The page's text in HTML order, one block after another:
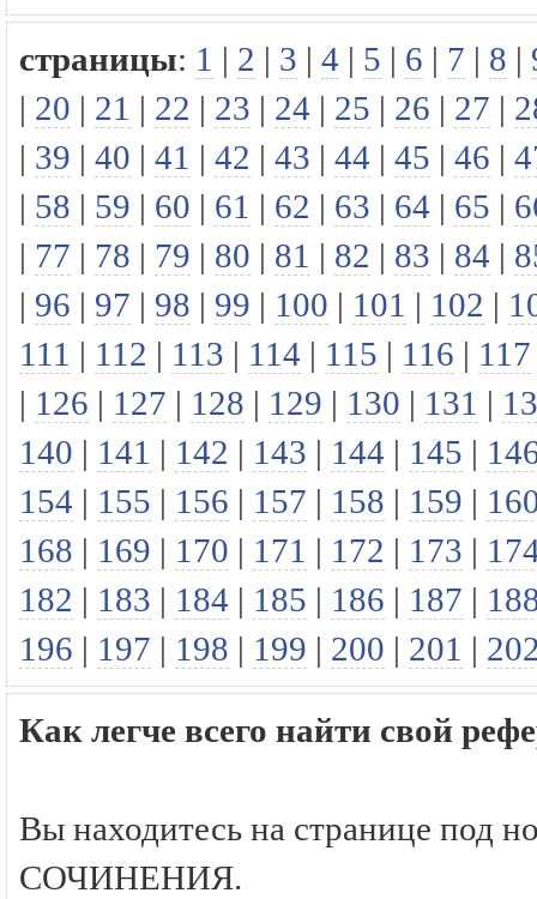
страницы: 1 | 2 | 3 | 4 | 5 | 6 | 7 | 8 |
| 20 | 21 | 22 | 23 | 24 | 25 | 26 | 27 |
| 39 | 40 | 41 | 42 | 43 | 44 | 45 | 46 |
| 58 | 59 | 60 | 61 | 62 | 63 | 64 | 65 |
| 77 | 78 | 79 | 80 | 81 | 82 | 83 | 84 |
| 96 | 97 | 98 | 99 | 100 | 101 | 102 |
111 | 112 | 113 | 114 | 115 | 116 | 117
| 126 | 127 | 128 | 129 | 130 | 131 |
140 | 141 | 142 | 143 | 144 | 145 |
154 | 155 | 156 | 157 | 158 | 159 |
168 | 169 | 170 | 171 | 172 | 173 |
182 | 183 | 184 | 185 | 186 | 187 |
196 | 197 | 198 | 199 | 200 | 201 |
Как легче всего найти свой
Вы находитесь на странице под
СОЧИНЕНИЯ.